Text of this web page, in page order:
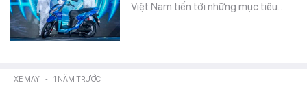
Việt Nam tiến tới những mục tiêu…
XE MÁY - 1 NĂM TRƯỚC